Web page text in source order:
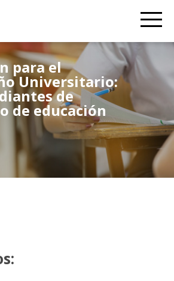
para el
Universitario:
de
de educación